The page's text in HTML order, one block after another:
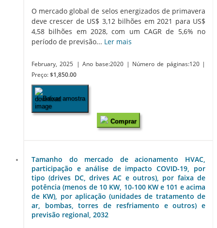
O mercado global de selos energizados de primavera
deve crescer de US$ 3,12 bilhões em 2021 para US$
4,58 bilhões em 2028, com um CAGR de 5,6% no
período de previsão... Ler mais
February, 2025 | Ano base:2020 | Número de páginas:120 |
Preço: $1,850.00
Baixar amostra
Comprar
Tamanho do mercado de acionamento HVAC,
participação e análise de impacto COVID-19, por
tipo (drives DC, drives AC e outros), por faixa de
potência (menos de 10 KW, 10-100 KW e 101 e acima
de KW), por aplicação (unidades de tratamento de
ar, bombas, torres de resfriamento e outros) e
previsão regional, 2032